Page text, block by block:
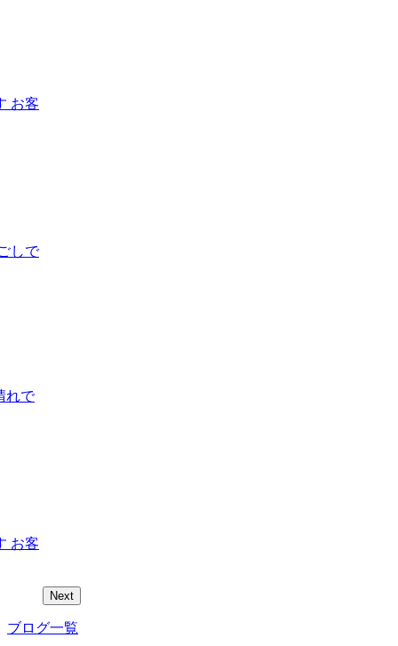
お客
しで
れで
お客
Next
ブログ一覧